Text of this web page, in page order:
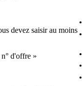
devez saisir au moins
d'offre »